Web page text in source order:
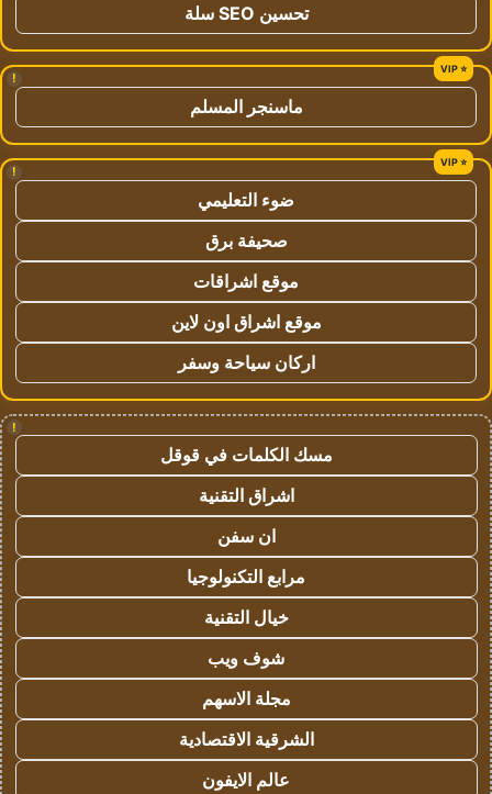
تحسين SEO سلة
!
ماسنجر المسلم
!
ضوء التعليمي
صحيفة برق
موقع اشراقات
موقع اشراق اون لاين
اركان سياحة وسفر
!
مسك الكلمات في قوقل
اشراق التقنية
ان سفن
مرابع التكنولوجيا
خيال التقنية
شوف ويب
مجلة الاسهم
الشرقية الاقتصادية
عالم الايفون